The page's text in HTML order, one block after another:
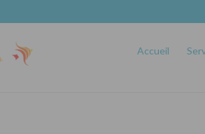
Accueil